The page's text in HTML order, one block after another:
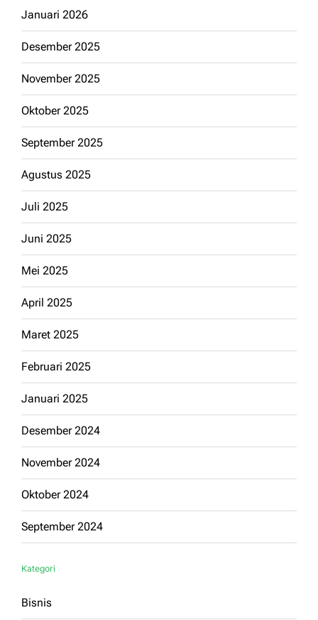
Januari 2026
Desember 2025
November 2025
Oktober 2025
September 2025
Agustus 2025
Juli 2025
Juni 2025
Mei 2025
April 2025
Maret 2025
Februari 2025
Januari 2025
Desember 2024
November 2024
Oktober 2024
September 2024
Kategori
Bisnis